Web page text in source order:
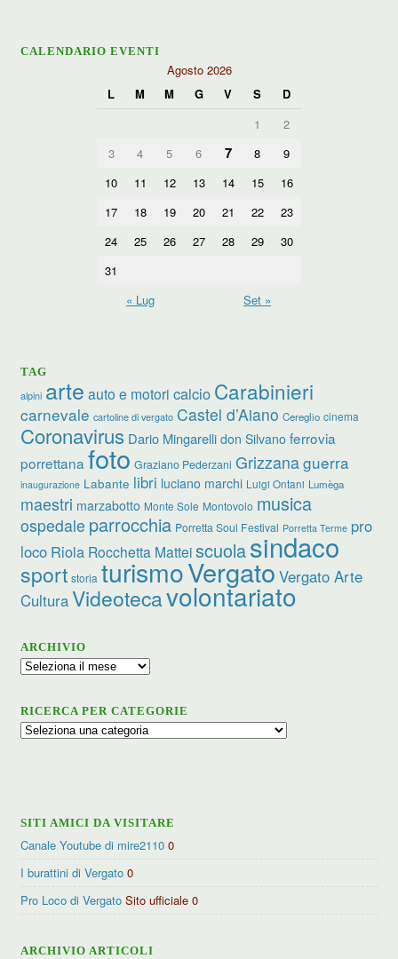
CALENDARIO EVENTI
Agosto 2026
L
M M G V S
D
1
2
3
4 5 6 7 8
9
10
11 12 13 14 15
16
17
18 19 20 21 22
23
24
25 26 27 28 29
30
31
« Lug
Set »
TAG
alpini arte auto e motori calcio Carabinieri
carnevale cartoline di vergato Castel d’Aiano Cereglio cinema
Coronavirus Dario Mingarelli don Silvano ferrovia
porrettana foto Graziano Pederzani Grizzanaguerra
inaugurazione Labante libri luciano marchi Luigi Ontani Lumèga
maestri marzabotto Monte Sole Montovolo musica
ospedale parrocchia Porretta Soul Festival Porretta Terme pro
loco Riola Rocchetta Matteiscuolasindaco
sport storia turismoVergato Vergato Arte
CulturaVideotecavolontariato
ARCHIVIO
Archivio
RICERCA PER CATEGORIE
Ricerca
SITI AMICI DA VISITARE
Canale Youtube di mire2110 0
I burattini di Vergato 0
Pro Loco di Vergato Sito ufficiale 0
ARCHIVIO ARTICOLI